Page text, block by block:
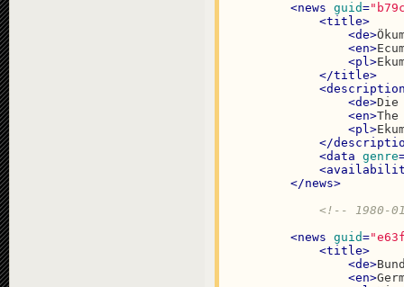
<news guid=
<title>
<de>
<en>
<pl>
</title>
<
<de>Die
<en>
<pl>
</
<data genre
<
</news>
<!-- 1980-
<news guid=
<title>
<de>
<en>